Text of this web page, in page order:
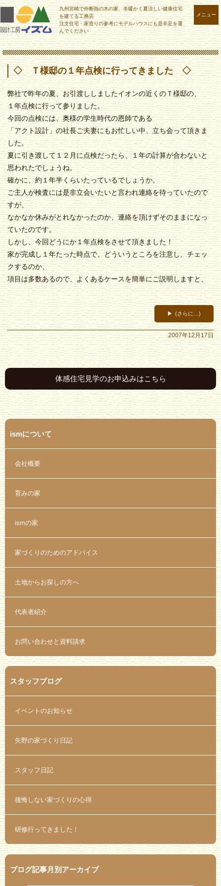
メニュー
九州宮崎で外断熱の木の家、冬暖かく夏涼しい健康住宅
を建てる工務店
注文住宅・家造りの参考にモデルハウスにも是非足を運
んでください
◇ Ｔ様邸の１年点検に行ってきました ◇
弊社で昨年の夏、お引渡ししましたイオンの近くのＴ様邸の、
１年点検に行って参りました。
今回の点検には、奥様の学生時代の恩師である
「アクト設計」の社長ご夫妻にもお忙しい中、立ち会って頂きま
した。
夏に引き渡して１２月に点検だったら、１年の計算が合わないと
思われたでしょうね。
確かに、約１年半くらいたっているでしょうか。
ご主人が検査には是非立会いたいと言われ連絡を待っていたので
すが、
なかなか休みがとれなかったのか、連絡を頂けずそのままになっ
ていたのです。
しかし、今回どうにか１年点検をさせて頂きました！
家が完成し１年たった時点で、どういうところを注意し、チェッ
クするのか、
項目は多数あるので、よくあるケースを簡単にご説明しますと、
(さらに…)
2007年12月17日
体感住宅見学のお申込みはこちら
ismについて
会社概要
育みの家
ismの家
家づくりのためのアドバイス
土地からお探しの方へ
代表者紹介
お問い合わせと資料請求
スタッフブログ
イベントのお知らせ
矢野の家づくり日記
スタッフ日記
後悔しない家づくりの心得
研修行ってきました！
ブログ記事月別アーカイブ